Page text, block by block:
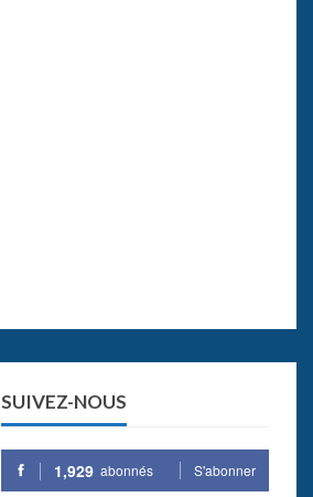
SUIVEZ-NOUS
1,929 abonnés S'abonner